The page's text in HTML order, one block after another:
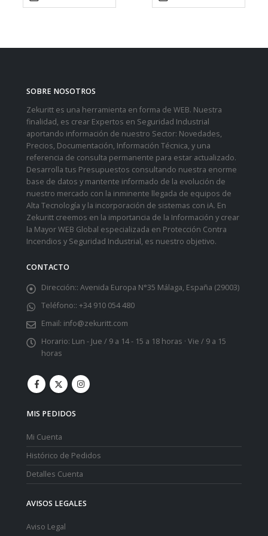
SOBRE NOSOTROS
Zekuritt es una herramienta en forma de WEB. Nuestra
finalidad, es crear Expertos en Seguridad Industrial
aportando información de nuestro Sector: Novedades,
Precios, Documentación, Información Técnica, y una
referencia de consulta permanente para estar actualizado.
Desarrolla tus Presupuestos consultando nuestra enorme
base de datos y mantente informado de la evolución de
nuestro mercado con la inminente llegada de equipos de
Alta Tecnología y la incorporación de sistemas con iA. En
Zekuritt creemos en la importancia de la Información y crear
la Mayor WEB Global especializada en Protección Contra
Incendios y Seguridad Industrial, es nuestro objetivo.
CONTACTO
Dirección:: Avenida Europa N°35 Málaga, España (29003)
Teléfono:: +34 910 054 480
Email: info@zekuritt.com
Horario: Lun - Jue / 9 a 14 - 15 a 18 horas · Vie / 9 a 15
horas
MIS PEDIDOS
Mi Cuenta
Histórico de Pedidos
Detalles Cuenta
AVISOS LEGALES
Aviso Legal